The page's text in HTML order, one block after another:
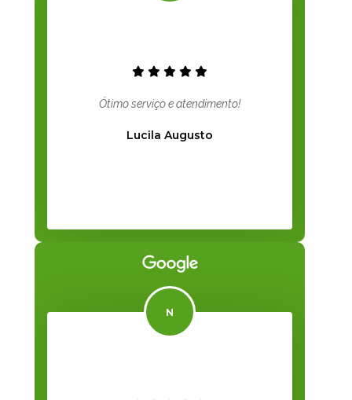
Ótimo serviço e atendimento!
Lucila Augusto